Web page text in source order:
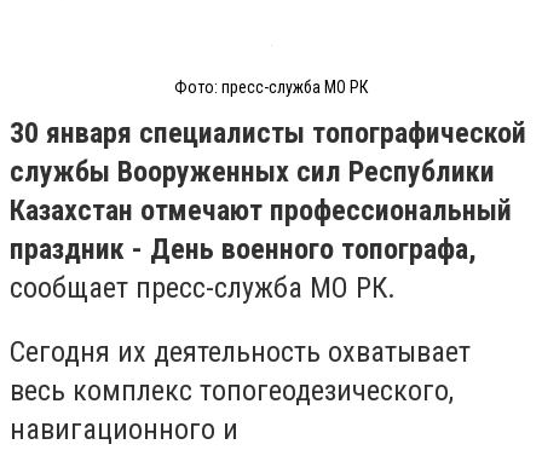
Фото: пресс-служба МО РК
30 января специалисты топографической
службы Вооруженных сил Республики
Казахстан отмечают профессиональный
праздник - День военного топографа,
сообщает пресс-служба МО РК.
Сегодня их деятельность охватывает
весь комплекс топогеодезического,
навигационного и